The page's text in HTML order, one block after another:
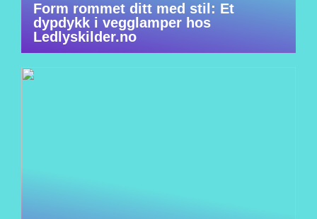
Form rommet ditt med stil: Et
dypdykk i vegglamper hos
Ledlyskilder.no